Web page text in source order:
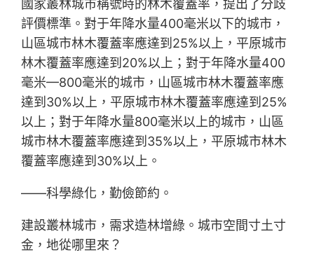
國家叢林城市稱號時的林木覆蓋率，提出了分歧
評價標準。對于年降水量400毫米以下的城市，
山區城市林木覆蓋率應達到25%以上，平原城市
林木覆蓋率應達到20%以上；對于年降水量400
毫米—800毫米的城市，山區城市林木覆蓋率應
達到30%以上，平原城市林木覆蓋率應達到25%
以上；對于年降水量800毫米以上的城市，山區
城市林木覆蓋率應達到35%以上，平原城市林木
覆蓋率應達到30%以上。
——科學綠化，勤儉節約。
建設叢林城市，需求造林增綠。城市空間寸土寸
金，地從哪里來？